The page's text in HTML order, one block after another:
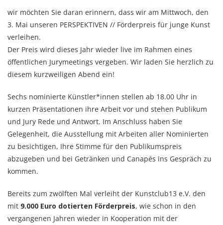
wir möchten Sie daran erinnern, dass wir am Mittwoch, den
3. Mai unseren PERSPEKTIVEN // Förderpreis für junge Kunst
verleihen.
Der Preis wird dieses Jahr wieder live im Rahmen eines
öffentlichen Jurymeetings vergeben. Wir laden Sie herzlich zu
diesem kurzweiligen Abend ein!
Sechs nominierte Künstler*innen stellen ab 18.00 Uhr in
kurzen Präsentationen ihre Arbeit vor und stehen Publikum
und Jury Rede und Antwort. Im Anschluss haben Sie
Gelegenheit, die Ausstellung mit Arbeiten aller Nominierten
zu besichtigen, Ihre Stimme für den Publikumspreis
abzugeben und bei Getränken und Canapés ins Gespräch zu
kommen.
Bereits zum zwölften Mal verleiht der Kunstclub13 e.V. den
mit 9.000 Euro dotierten Förderpreis, wie schon in den
vergangenen Jahren wieder in Kooperation mit der